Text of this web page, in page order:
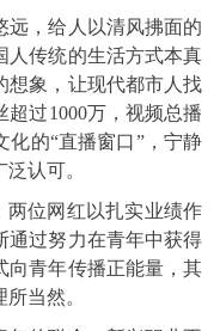
远，给人以清风拂面的
人传统的生活方式本真
想象，让现代都市人找
过1000万，视频总播
化的“直播窗口”，宁静
认可。
两位网红以扎实业绩作
通过努力在青年中获得
向青年传播正能量，其
当然。